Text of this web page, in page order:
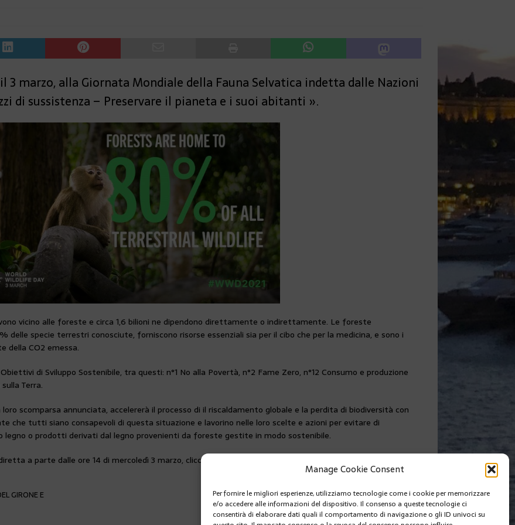
Manage Cookie Consent
Per fornire le migliori esperienze, utilizziamo tecnologie come i cookie per memorizzare
e/o accedere alle informazioni del dispositivo. Il consenso a queste tecnologie ci
consentirà di elaborare dati quali il comportamento di navigazione o gli ID univoci su
3 marzo, alla Giornata Mondiale della Fauna Selvatica indetta dalle Nazioni
di sussistenza – Preservare il pianeta e i suoi abitanti ».
vicino alle foreste e circa 1,6 bilioni ne dipendono direttamente o indirettamente. Le foreste
delle specie terrestri conosciute, forniscono risorse essenziali sia per il cibo che per la medicina, e sono i
della CO2 emessa.
di Sviluppo Sostenibile, tra questi: n°1 No alla Povertà, n°2 Fame Zero, n°12 Consumo e produzione
Terra.
scomparsa annunciata, accelererà il processo di il riscaldamento globale e la perdita di biodiversità con
che tutti siano consapevoli di questa situazione e lavorino nelle loro scelte e azioni per evitare di
legno o prodotti derivati dal legno provenienti da foreste gestite in modo sostenibile.
a parte dalle ore 14 di mercoledì 3 marzo, cliccando su questo su questo link:
GIRONE E LA IATA TESTA L’APP TRAVEL PASS